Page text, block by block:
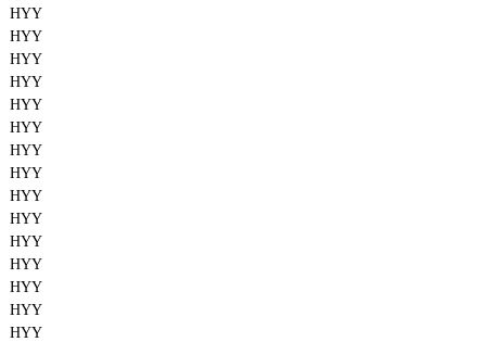
HYY
HYY
HYY
HYY
HYY
HYY
HYY
HYY
HYY
HYY
HYY
HYY
HYY
HYY
HYY